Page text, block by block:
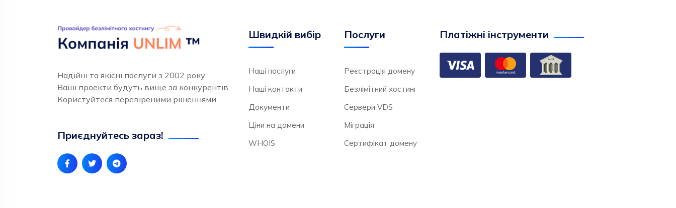
Надійні та якісні послуги з 2002 року.
Ваші проекти будуть вище за конкурентів.
Користуйтеся перевіреними рішеннями.
Приєднуйтесь зараз!
Швидкій вибір
Наші послуги
Наші контакти
Документи
Ціни на домени
WHOIS
Послуги
Реєстрація домену
Безлімітний хостинг
Сервери VDS
Міграція
Сертифікат домену
Платіжні інструменти